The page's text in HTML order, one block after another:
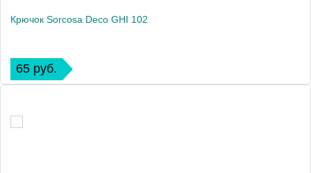
Крючок Sorcosa Deco GHI 102
65 руб.